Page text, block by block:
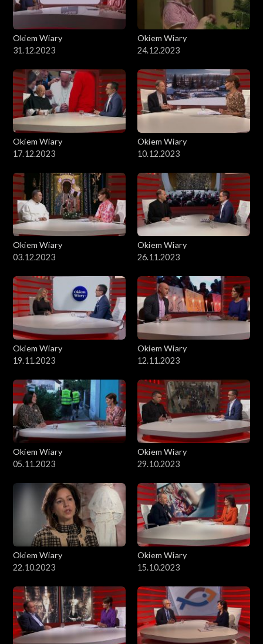
Okiem Wiary
31.12.2023
Okiem Wiary
24.12.2023
Okiem Wiary
17.12.2023
Okiem Wiary
10.12.2023
Okiem Wiary
03.12.2023
Okiem Wiary
26.11.2023
Okiem Wiary
19.11.2023
Okiem Wiary
12.11.2023
Okiem Wiary
05.11.2023
Okiem Wiary
29.10.2023
Okiem Wiary
22.10.2023
Okiem Wiary
15.10.2023